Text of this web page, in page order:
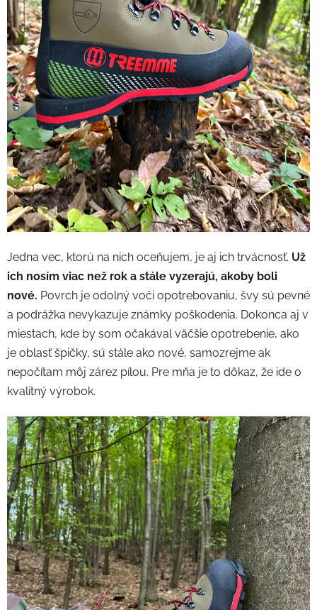
Jedna vec, ktorú na nich oceňujem, je aj ich trvácnosť. Už
ich nosím viac než rok a stále vyzerajú, akoby boli
nové. Povrch je odolný voči opotrebovaniu, švy sú pevné
a podrážka nevykazuje známky poškodenia. Dokonca aj v
miestach, kde by som očakával väčšie opotrebenie, ako
je oblasť špičky, sú stále ako nové, samozrejme ak
nepočítam môj zárez pílou. Pre mňa je to dôkaz, že ide o
kvalitný výrobok.